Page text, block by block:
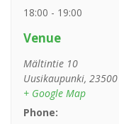
18:00 - 19:00
Venue
Mältintie 10
Uusikaupunki, 23500
+ Google Map
Phone: